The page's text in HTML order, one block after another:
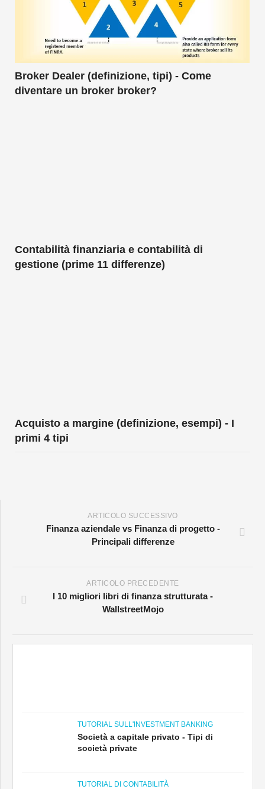
Broker Dealer (definizione, tipi) - Come
diventare un broker broker?
Contabilità finanziaria e contabilità di
gestione (prime 11 differenze)
Acquisto a margine (definizione, esempi) - I
primi 4 tipi
ARTICOLO SUCCESSIVO
Finanza aziendale vs Finanza di progetto -
Principali differenze
ARTICOLO PRECEDENTE
I 10 migliori libri di finanza strutturata -
WallstreetMojo
TUTORIAL SULL'INVESTMENT BANKING
Società a capitale privato - Tipi di
società private
TUTORIAL DI CONTABILITÀ